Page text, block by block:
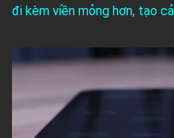
đi kèm viền mỏng hơn, tạo